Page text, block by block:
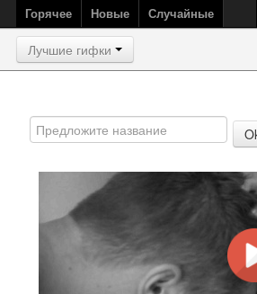
Горячее Новые Случайные
Лучшие гифки